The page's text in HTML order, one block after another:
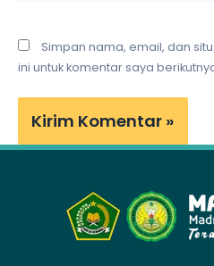
Simpan nama, email, dan
ini untuk komentar saya